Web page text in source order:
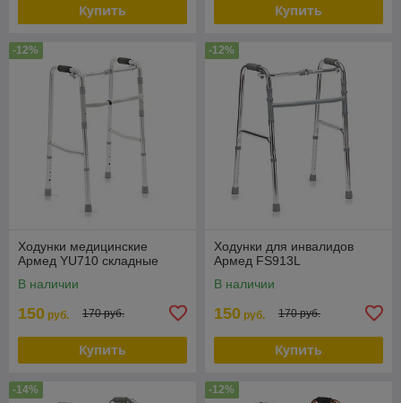
Купить Купить
-12%
Ходунки медицинские
Армед YU710 складные
В наличии
150 руб. 170 руб.
Купить
-12%
Ходунки для инвалидов
Армед FS913L
В наличии
150 руб. 170 руб.
Купить
-14% -12%